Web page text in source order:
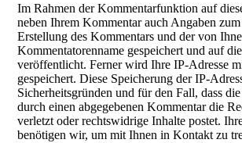
Im Rahmen der Kommentarfunktion auf
neben Ihrem Kommentar auch Angaben
Erstellung des Kommentars und der von
Kommentatorenname gespeichert und auf
veröffentlicht. Ferner wird Ihre IP-Adresse
gespeichert. Diese Speicherung der IP-
Sicherheitsgründen und für den Fall, dass
durch einen abgegebenen Kommentar die
verletzt oder rechtswidrige Inhalte postet.
benötigen wir, um mit Ihnen in Kontakt zu